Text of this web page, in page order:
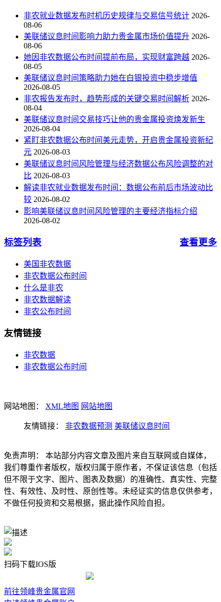
非农就业数据发布时机历史规律与交易信号统计 2026-
08-06
美联储议息时间影响力助力贵金属市场价值提升 2026-
08-06
她因非农数据公布时间提前布局，实现财富跨越 2026-
08-05
美联储议息时间策略助力她在白银投资中稳步增值
2026-08-05
非农报告发布时，趋势形成的关键交易时间解析 2026-
08-04
美联储议息时间交易技巧让他的贵金属投资焕发新生
2026-08-04
紧盯非农数据公布时间美元走势，开启贵金属投资新纪
元 2026-08-03
美联储议息时间风险管理与经济数据公布风险调整的对
比 2026-08-03
解读非农就业数据发布时间：数据公布前后市场波动比
较 2026-08-02
影响美联储议息时间风险管理的主要经济指标介绍
2026-08-02
标签列表 查看更多
美国非农数据
非农数据公布时间
什么是非农
非农数据解读
非农公布时间
友情链接
非农数据
非农数据公布时间
网站地图： XML地图 网站地图
友情链接： 非农数据预测 美联储议息时间
免责声明： 本站部分内容文章及图片来自互联网或自媒体，
我们尊重作者版权，版权归属于原作者，不保证该信息（包括
但不限于文字、图片、图表及数据）的准确性、真实性、完整
性、有效性、及时性、原创性等。未经证实的信息仅供参考，
不做任何投资和交易根据，据此操作风险自担。
扫码下载IOS版
前往领峰贵金属官网